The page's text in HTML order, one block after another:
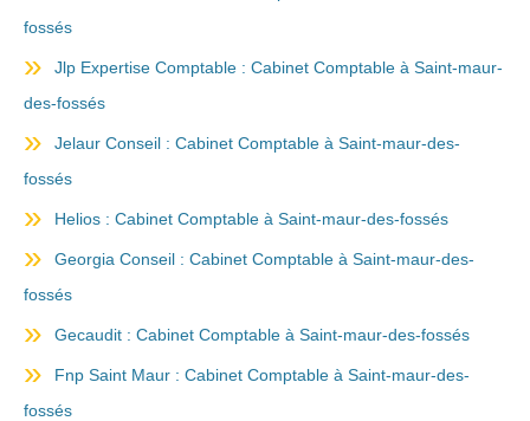
fossés
Jlp Expertise Comptable : Cabinet Comptable à Saint-maur-
des-fossés
Jelaur Conseil : Cabinet Comptable à Saint-maur-des-
fossés
Helios : Cabinet Comptable à Saint-maur-des-fossés
Georgia Conseil : Cabinet Comptable à Saint-maur-des-
fossés
Gecaudit : Cabinet Comptable à Saint-maur-des-fossés
Fnp Saint Maur : Cabinet Comptable à Saint-maur-des-
fossés